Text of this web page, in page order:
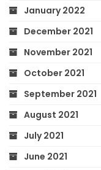
January 2022
December 2021
November 2021
October 2021
September 2021
August 2021
July 2021
June 2021